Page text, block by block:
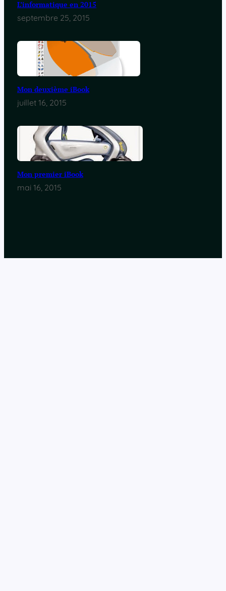
L’informatique en 2015
septembre 25, 2015
Mon deuxième iBook
juillet 16, 2015
Mon premier iBook
mai 16, 2015